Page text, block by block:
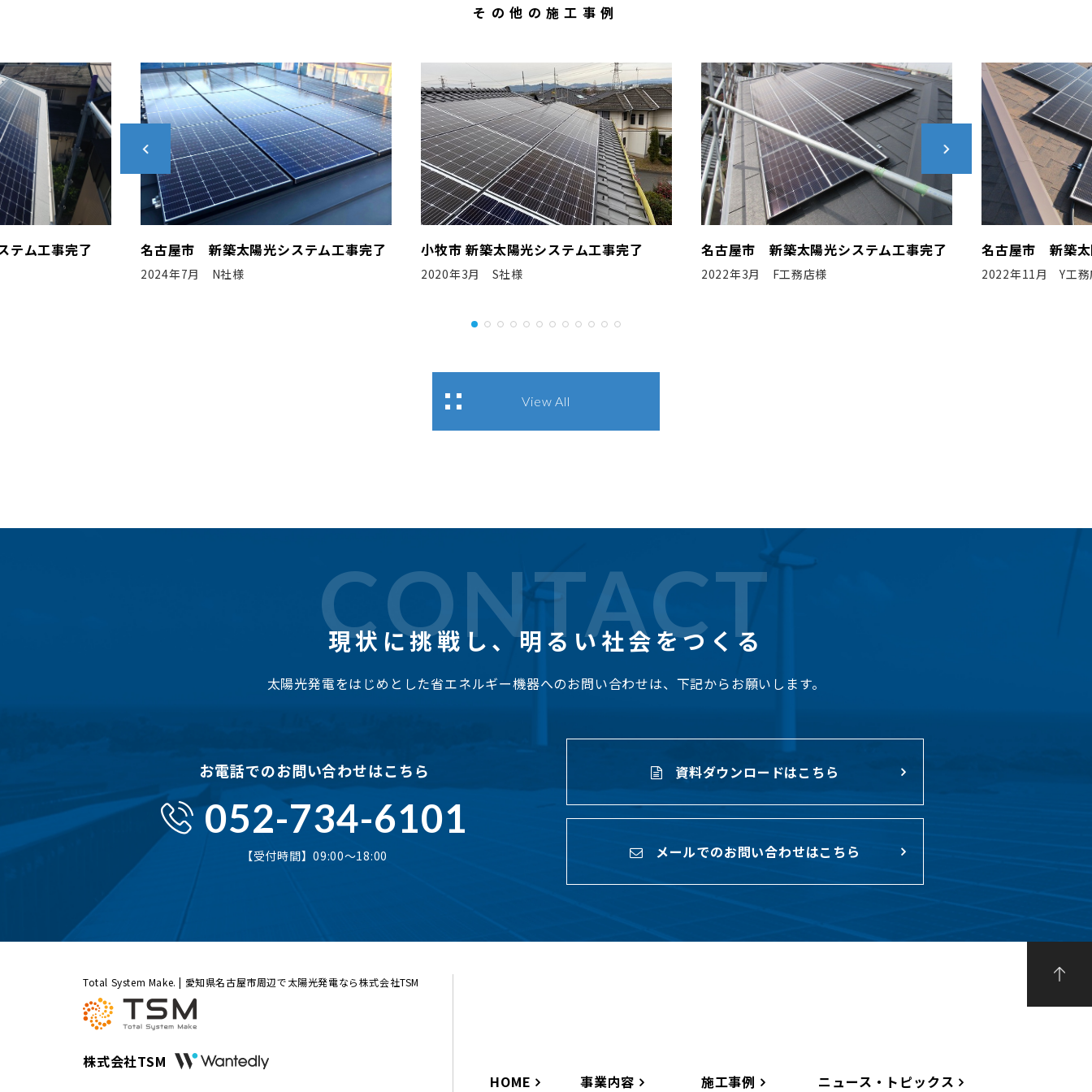
その他の施工事例
テム工事完了 小牧市 新築太陽光システム工事完了
2020年3月 S社様
名古屋市 新築太陽光システム工事完了
2022年3月 F工務店様
名古屋市 新築太陽光システム工事完了
2022年11月 Y工務店様
西尾市 新築太陽
2021年4月 N社様
View All
CONTACT
現状に挑戦し、明るい社会をつくる
太陽光発電をはじめとした省エネルギー機器へのお問い合わせは、下記からお願いします。
お電話でのお問い合わせはこちら
052-734-6101
【受付時間】09:00〜18:00
資料ダウンロードはこちら
メールでのお問い合わせはこちら
Total System Make. | 愛知県名古屋市周辺で太陽光発電なら株式会社TSM
株式会社TSM
HOME
事業内容 施工事例 ニュース・トピックス